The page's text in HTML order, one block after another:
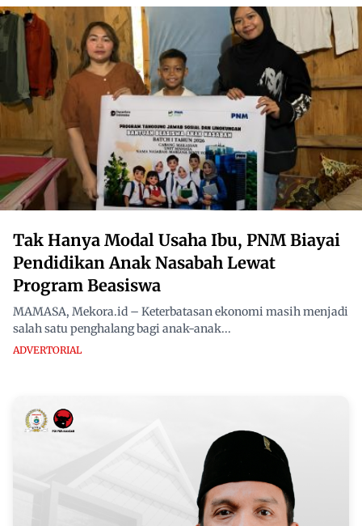
Tak Hanya Modal Usaha Ibu, PNM Biayai
Pendidikan Anak Nasabah Lewat
Program Beasiswa
MAMASA, Mekora.id – Keterbatasan ekonomi masih menjadi
salah satu penghalang bagi anak-anak...
ADVERTORIAL